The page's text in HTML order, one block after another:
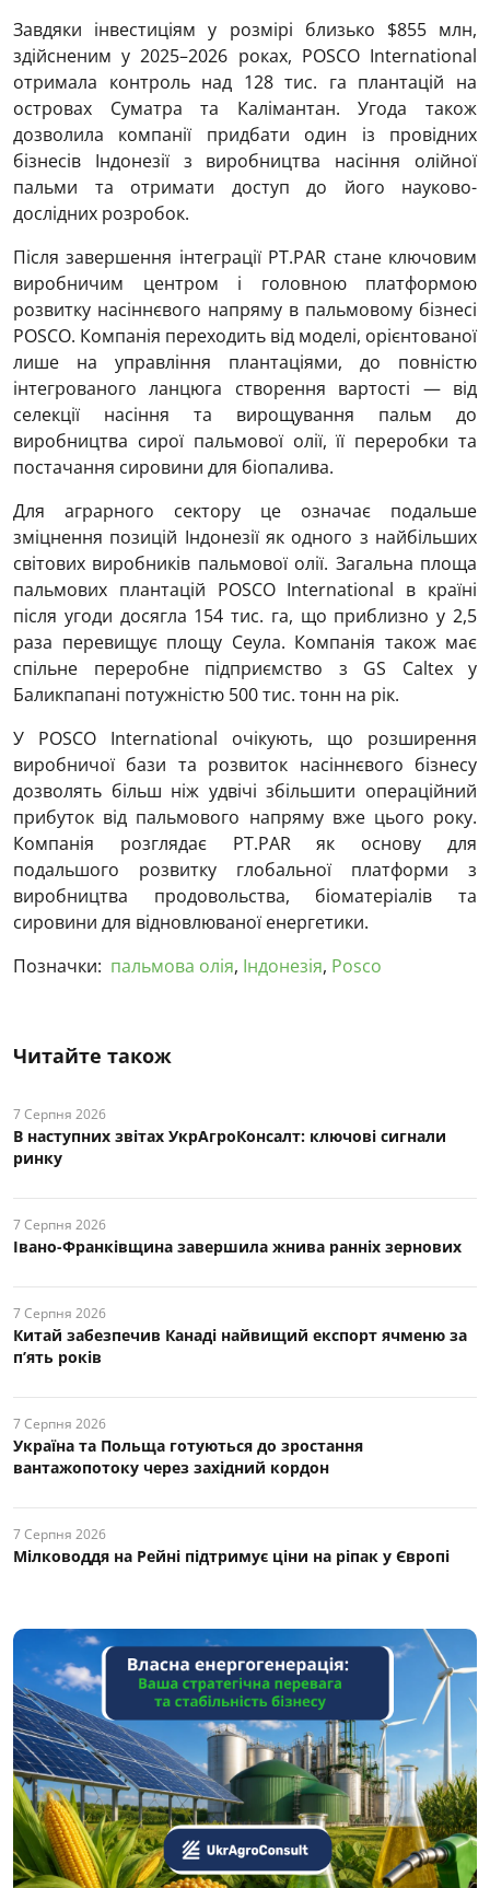
Завдяки інвестиціям у розмірі близько $855 млн,
здійсненим у 2025–2026 роках, POSCO International
отримала контроль над 128 тис. га плантацій на
островах Суматра та Калімантан. Угода також
дозволила компанії придбати один із провідних
бізнесів Індонезії з виробництва насіння олійної
пальми та отримати доступ до його науково-
дослідних розробок.
Після завершення інтеграції PT.PAR стане ключовим
виробничим центром і головною платформою
розвитку насіннєвого напряму в пальмовому бізнесі
POSCO. Компанія переходить від моделі, орієнтованої
лише на управління плантаціями, до повністю
інтегрованого ланцюга створення вартості — від
селекції насіння та вирощування пальм до
виробництва сирої пальмової олії, її переробки та
постачання сировини для біопалива.
Для аграрного сектору це означає подальше
зміцнення позицій Індонезії як одного з найбільших
світових виробників пальмової олії. Загальна площа
пальмових плантацій POSCO International в країні
після угоди досягла 154 тис. га, що приблизно у 2,5
раза перевищує площу Сеула. Компанія також має
спільне переробне підприємство з GS Caltex у
Баликпапані потужністю 500 тис. тонн на рік.
У POSCO International очікують, що розширення
виробничої бази та розвиток насіннєвого бізнесу
дозволять більш ніж удвічі збільшити операційний
прибуток від пальмового напряму вже цього року.
Компанія розглядає PT.PAR як основу для
подальшого розвитку глобальної платформи з
виробництва продовольства, біоматеріалів та
сировини для відновлюваної енергетики.
Позначки: пальмова олія, Індонезія, Posco
Читайте також
7 Серпня 2026
В наступних звітах УкрАгроКонсалт: ключові cигнали
ринку
7 Серпня 2026
Івано-Франківщина завершила жнива ранніх зернових
7 Серпня 2026
Китай забезпечив Канаді найвищий експорт ячменю за
п’ять років
7 Серпня 2026
Україна та Польща готуються до зростання
вантажопотоку через західний кордон
7 Серпня 2026
Мілководдя на Рейні підтримує ціни на ріпак у Європі